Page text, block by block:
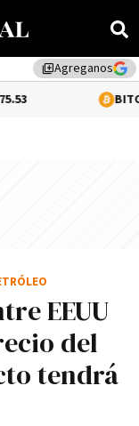
library_addAgreganos
-0.2%
EEUU
del
tendrá